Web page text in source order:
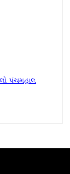
પંચમહાલ